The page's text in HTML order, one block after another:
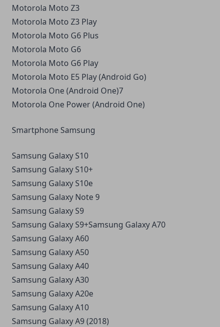
Motorola Moto Z3
Motorola Moto Z3 Play
Motorola Moto G6 Plus
Motorola Moto G6
Motorola Moto G6 Play
Motorola Moto E5 Play (Android Go)
Motorola One (Android One)7
Motorola One Power (Android One)
Smartphone Samsung
Samsung Galaxy S10
Samsung Galaxy S10+
Samsung Galaxy S10e
Samsung Galaxy Note 9
Samsung Galaxy S9
Samsung Galaxy S9+Samsung Galaxy A70
Samsung Galaxy A60
Samsung Galaxy A50
Samsung Galaxy A40
Samsung Galaxy A30
Samsung Galaxy A20e
Samsung Galaxy A10
Samsung Galaxy A9 (2018)